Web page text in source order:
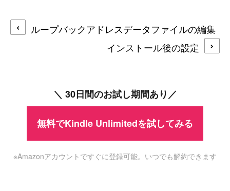
ループバックアドレスデータファイルの編集
インストール後の設定
＼ 30日間のお試し期間あり／
無料でKindle Unlimitedを試してみる
※Amazonアカウントですぐに登録可能。いつでも解約できます